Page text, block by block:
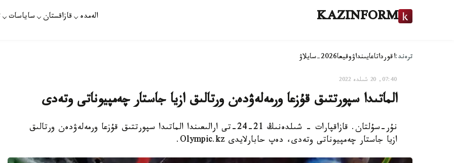
KAZINFORM الەمدە قازاقستان ساياسات
ترەند:اقورداتاعايىنداۋوقيعا2026-سايلاۋ
07:40, 20 شىلدە 2022
الماتىدا سپورتتىق قۇزعا ورمەلەۋدەن ورتالىق ازيا جاستار چەمپيوناتى وتەدى
نۇر-سۇلتان. قازاقپارات - شىلدەنىڭ 21-24-تى ارالىعىندا الماتىدا سپورتتىق قۇزعا ورمەلەۋدەن ورتالىق
ازيا جاستار چەمپيوناتى وتەدى، دەپ حابارلايدى Olympic.kz.